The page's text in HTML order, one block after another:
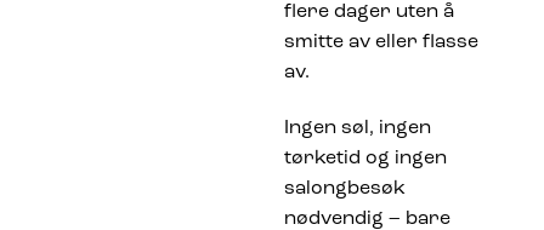
flere dager uten å
smitte av eller flasse
av.
Ingen søl, ingen
tørketid og ingen
salongbesøk
nødvendig – bare